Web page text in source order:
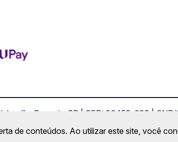
Barueri - SP | CEP: 06453-038 |
2026 © QueroPassagem.com.br
de conteúdos. Ao utilizar este site, você